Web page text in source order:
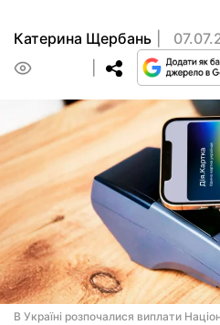
Катерина Щербань
В Україні розпочалися виплати